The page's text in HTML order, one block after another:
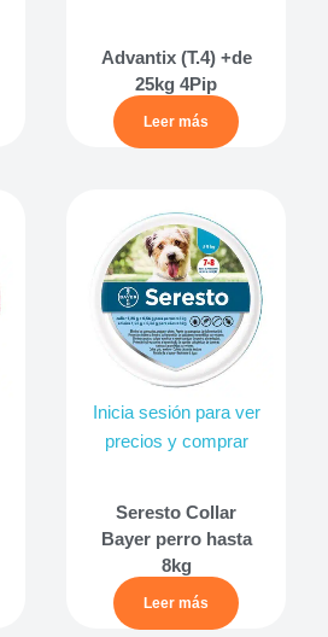
Advantix (T.4) +de
25kg 4Pip
Leer más
Inicia sesión para ver
precios y comprar
Seresto Collar
Bayer perro hasta
8kg
Leer más